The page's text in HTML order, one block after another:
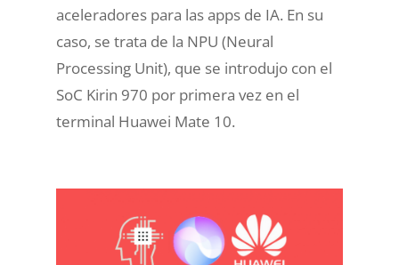
aceleradores para las apps de IA. En su
caso, se trata de la NPU (Neural
Processing Unit), que se introdujo con el
SoC Kirin 970 por primera vez en el
terminal Huawei Mate 10.